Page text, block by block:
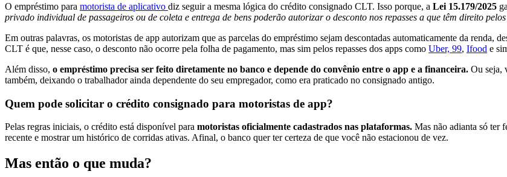
O empréstimo para motorista de aplicativo diz seguir a mesma lógica do crédito consignado CLT. Isso porque, a Lei 15.179/2025
privado individual de passageiros ou de coleta e entrega de bens poderão autorizar o desconto nos repasses a que têm direito
Em outras palavras, os motoristas de app autorizam que as parcelas do empréstimo sejam descontadas automaticamente da renda,
CLT é que, nesse caso, o desconto não ocorre pela folha de pagamento, mas sim pelos repasses dos apps como Uber, 99, Ifood e
Além disso, o empréstimo precisa ser feito diretamente no banco e depende do convênio entre o app e a financeira. Ou seja,
também, deixando o trabalhador ainda dependente do seu empregador, como era praticado no consignado antigo.
Quem pode solicitar o crédito consignado para motoristas de app?
Pelas regras iniciais, o crédito está disponível para motoristas oficialmente cadastrados nas plataformas. Mas não adianta só ter
recente e mostrar um histórico de corridas ativas. Afinal, o banco quer ter certeza de que você não estacionou de vez.
Mas então o que muda?